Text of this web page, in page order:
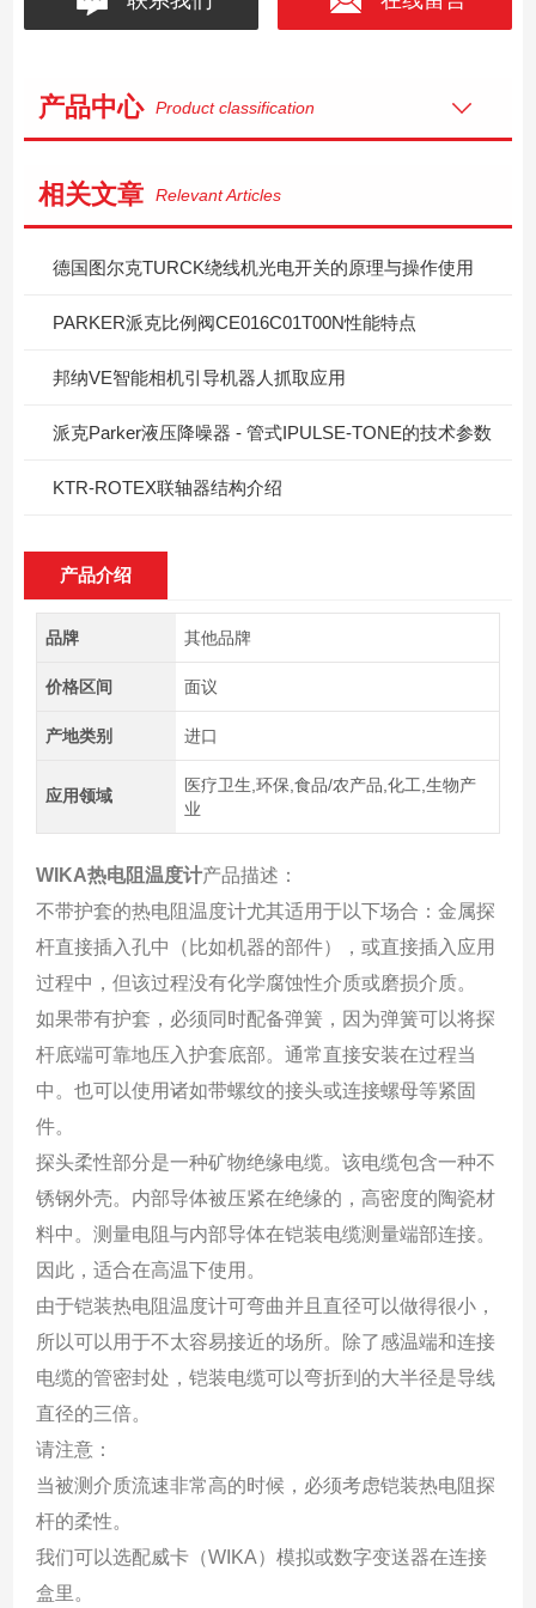
产品中心 Product classification
相关文章 Relevant Articles
德国图尔克TURCK绕线机光电开关的原理与操作使用
PARKER派克比例阀CE016C01T00N性能特点
邦纳VE智能相机引导机器人抓取应用
派克Parker液压降噪器 - 管式IPULSE-TONE的技术参数
KTR-ROTEX联轴器结构介绍
产品介绍
品牌 其他品牌
价格区间 面议
产地类别 进口
应用领域
医疗卫生,环保,食品/农产品,化工,生物产
业
WIKA热电阻温度计产品描述：
不带护套的热电阻温度计尤其适用于以下场合：金属探
杆直接插入孔中（比如机器的部件），或直接插入应用
过程中，但该过程没有化学腐蚀性介质或磨损介质。
如果带有护套，必须同时配备弹簧，因为弹簧可以将探
杆底端可靠地压入护套底部。通常直接安装在过程当
中。也可以使用诸如带螺纹的接头或连接螺母等紧固
件。
探头柔性部分是一种矿物绝缘电缆。该电缆包含一种不
锈钢外壳。内部导体被压紧在绝缘的，高密度的陶瓷材
料中。测量电阻与内部导体在铠装电缆测量端部连接。
因此，适合在高温下使用。
由于铠装热电阻温度计可弯曲并且直径可以做得很小，
所以可以用于不太容易接近的场所。除了感温端和连接
电缆的管密封处，铠装电缆可以弯折到的大半径是导线
直径的三倍。
请注意：
当被测介质流速非常高的时候，必须考虑铠装热电阻探
杆的柔性。
我们可以选配威卡（WIKA）模拟或数字变送器在连接
盒里。